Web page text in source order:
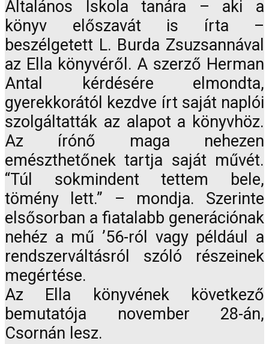
Általános Iskola tanára – aki a
könyv előszavát is írta –
beszélgetett L. Burda Zsuzsannával
az Ella könyvéről. A szerző Herman
Antal kérdésére elmondta,
gyerekkorától kezdve írt saját naplói
szolgáltatták az alapot a könyvhöz.
Az írónő maga nehezen
emészthetőnek tartja saját művét.
“Túl sokmindent tettem bele,
tömény lett.” – mondja. Szerinte
elsősorban a fiatalabb generációnak
nehéz a mű ’56-ról vagy például a
rendszerváltásról szóló részeinek
megértése.
Az Ella könyvének következő
bemutatója november 28-án,
Csornán lesz.